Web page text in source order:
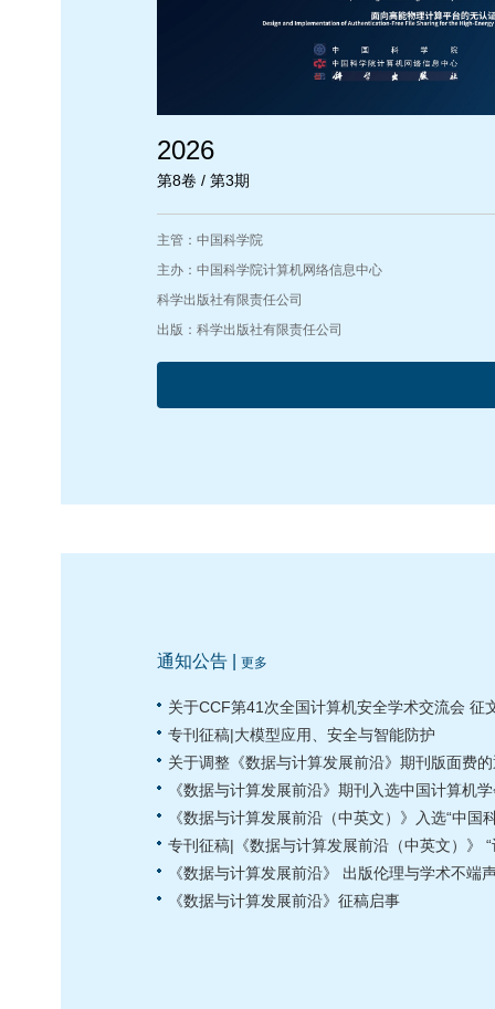
2026
第8卷 / 第3期
主管：中国科学院
主办：中国科学院计算机网络信息中心
科学出版社有限责任公司
出版：科学出版社有限责任公司
通知公告 |更多
关于CCF第41次全国计算机安全学术交流会 征
专刊征稿|大模型应用、安全与智能防护
关于调整《数据与计算发展前沿》期刊版面费
《数据与计算发展前沿》期刊入选中国计算机
《数据与计算发展前沿（中英文）》入选“中国
专刊征稿|《数据与计算发展前沿（中英文）》
《数据与计算发展前沿》 出版伦理与学术不端
《数据与计算发展前沿》征稿启事